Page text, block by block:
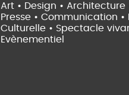
Art • Design • Architecture
Presse • Communication •
Culturelle • Spectacle
Evènementiel